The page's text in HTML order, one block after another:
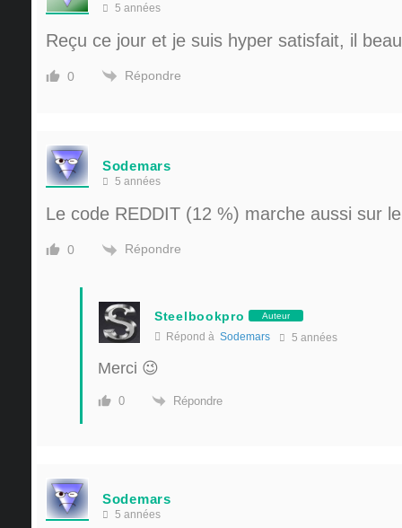
5 années
Reçu ce jour et je suis hyper satisfait, il
0 Répondre
Sodemars
5 années
Le code REDDIT (12 %) marche aussi sur
0 Répondre
Steelbookpro Auteur
Répond à Sodemars 5 années
Merci 😉
0 Répondre
Sodemars
5 années